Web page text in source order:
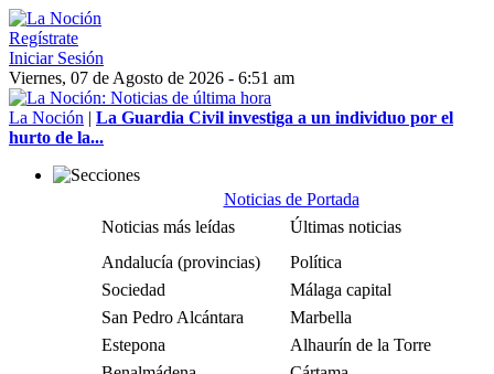
Regístrate
Iniciar Sesión
Viernes, 07 de Agosto de 2026 - 6:51 am
La Noción | La Guardia Civil investiga a un individuo por el
hurto de la...
Noticias de Portada
Noticias más leídas
Últimas noticias
Andalucía (provincias)
Política
Sociedad
Málaga capital
San Pedro Alcántara
Marbella
Estepona
Alhaurín de la Torre